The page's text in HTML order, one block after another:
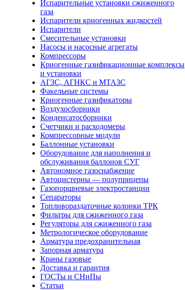
Испарительные установки сжиженного
газа
Испарители криогенных жидкостей
Испарители
Смесительные установки
Насосы и насосные агрегаты
Компрессоры
Криогенные газификационные комплексы
и установки
АГЗС, АГНКС и МТАЗС
Факельные системы
Криогенные газификаторы
Воздухосборники
Конденсатосборники
Счетчики и расходомеры
Компрессорные модули
Баллонные установки
Оборудование для наполнения и
обслуживания баллонов СУГ
Автономное газоснабжение
Автоцистерны — полуприцепы
Газопоршневые электростанции
Сепараторы
Топливораздаточные колонки ТРК
Фильтры для сжиженного газа
Регуляторы для сжиженного газа
Метрологическое оборудование
Арматура предохранительная
Запорная арматура
Краны газовые
Доставка и гарантия
ГОСТы и СНиПы
Статьи